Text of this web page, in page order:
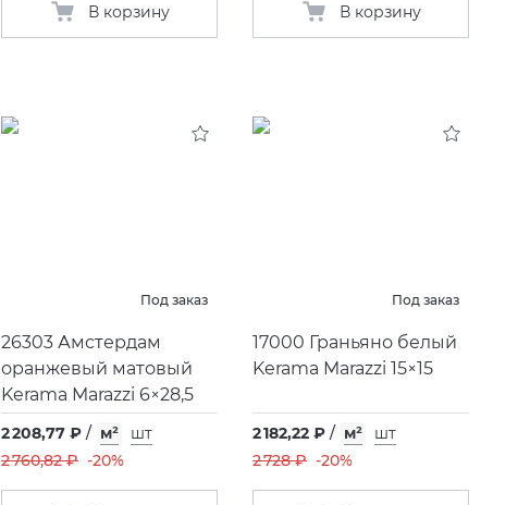
В корзину В корзину
Под заказ
26303 Амстердам
оранжевый матовый
Kerama Marazzi 6×28,5
2 208,77 ₽ / м²
шт
2 760,82 ₽ -20%
Под заказ
17000 Граньяно белый
Kerama Marazzi 15×15
2 182,22 ₽ / м²
шт
2 728 ₽ -20%